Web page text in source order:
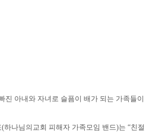
진 아내와 자녀로 슬픔이 배가 되는 가족들이
(하나님의교회 피해자 가족모임 밴드)는 “친절